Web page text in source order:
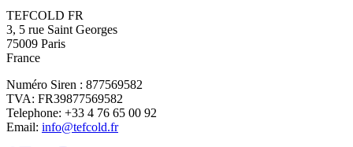
TEFCOLD FR
3, 5 rue Saint Georges
75009 Paris
France
Numéro Siren : 877569582
TVA: FR39877569582
Telephone: +33 4 76 65 00 92
Email: info@tefcold.fr